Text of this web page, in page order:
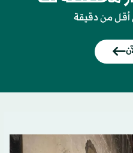
من دقيقة